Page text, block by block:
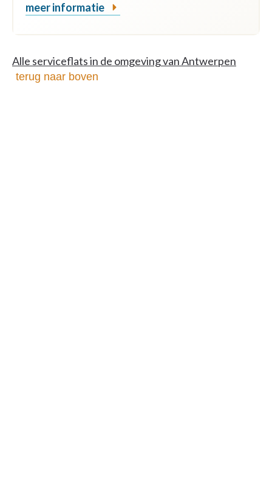
meer informatie
Alle serviceflats in de omgeving van Antwerpen
terug naar boven